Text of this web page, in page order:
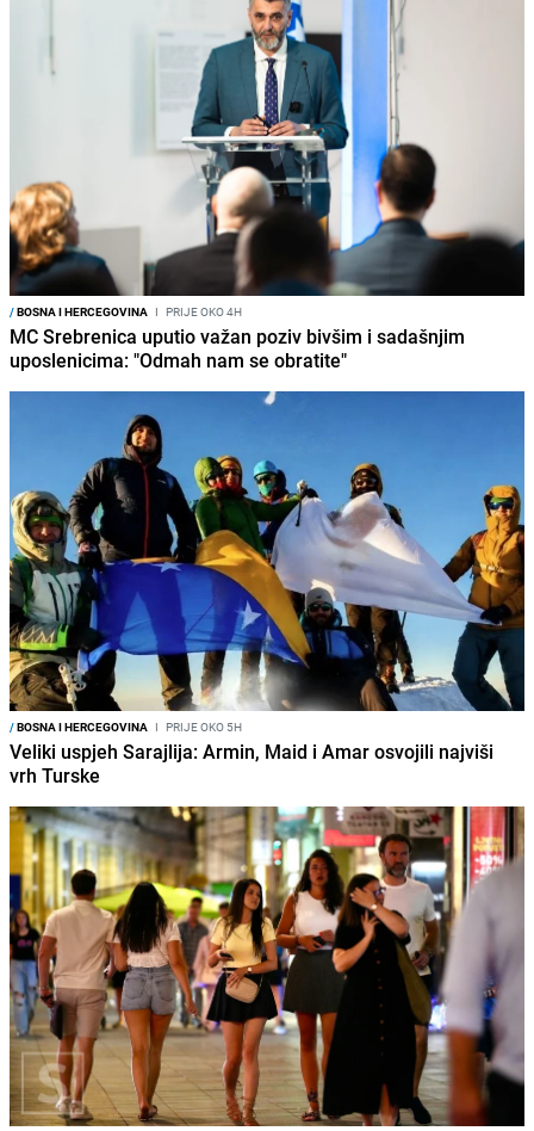
/BOSNA I HERCEGOVINA I PRIJE OKO 4H
MC Srebrenica uputio važan poziv bivšim i sadašnjim
uposlenicima: "Odmah nam se obratite"
/BOSNA I HERCEGOVINA I PRIJE OKO 5H
Veliki uspjeh Sarajlija: Armin, Maid i Amar osvojili najviši
vrh Turske